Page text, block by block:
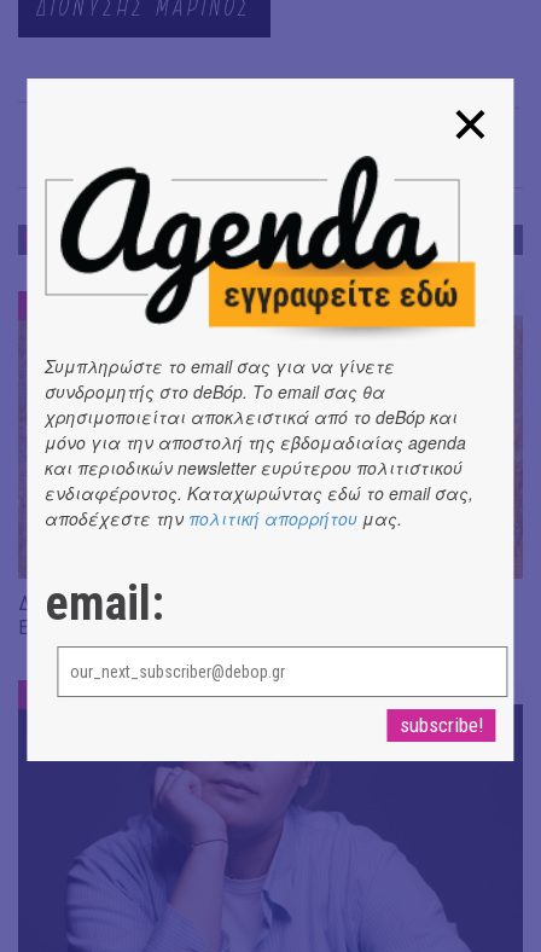
DE-BOOK
DE-BOOK
Διαβάσαμε: «Η πηγή των δακρύων» του Jean-Paul Dubois ||
Εκδ. Δώμα
DE-BOOK
Συμπληρώστε το email σας για να γίνετε
συνδρομητής στο deBόp. Το email σας θα
χρησιμοποιείται αποκλειστικά από το deBόp και
μόνο για την αποστολή της εβδομαδιαίας agenda
και περιοδικών newsletter ευρύτερου πολιτιστικού
ενδιαφέροντος. Καταχωρώντας εδώ το email σας,
αποδέχεστε την πολιτική απορρήτου μας.
email: